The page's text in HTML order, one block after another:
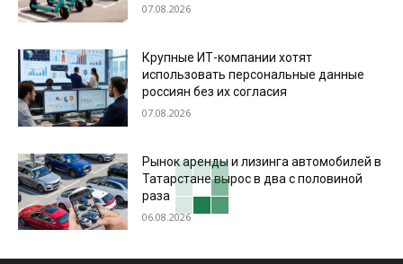
07.08.2026
Крупные ИТ-компании хотят
использовать персональные данные
россиян без их согласия
07.08.2026
Рынок аренды и лизинга автомобилей в
Татарстане вырос в два с половиной
раза
06.08.2026